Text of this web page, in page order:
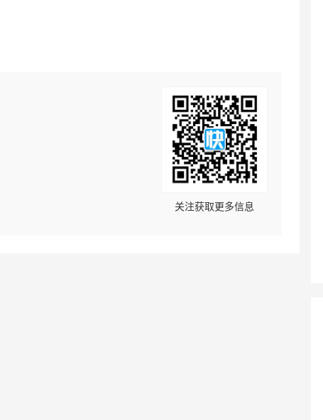
关注获取更多信息